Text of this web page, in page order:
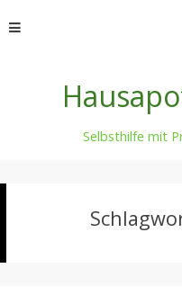
to
Selbsthilfe mit